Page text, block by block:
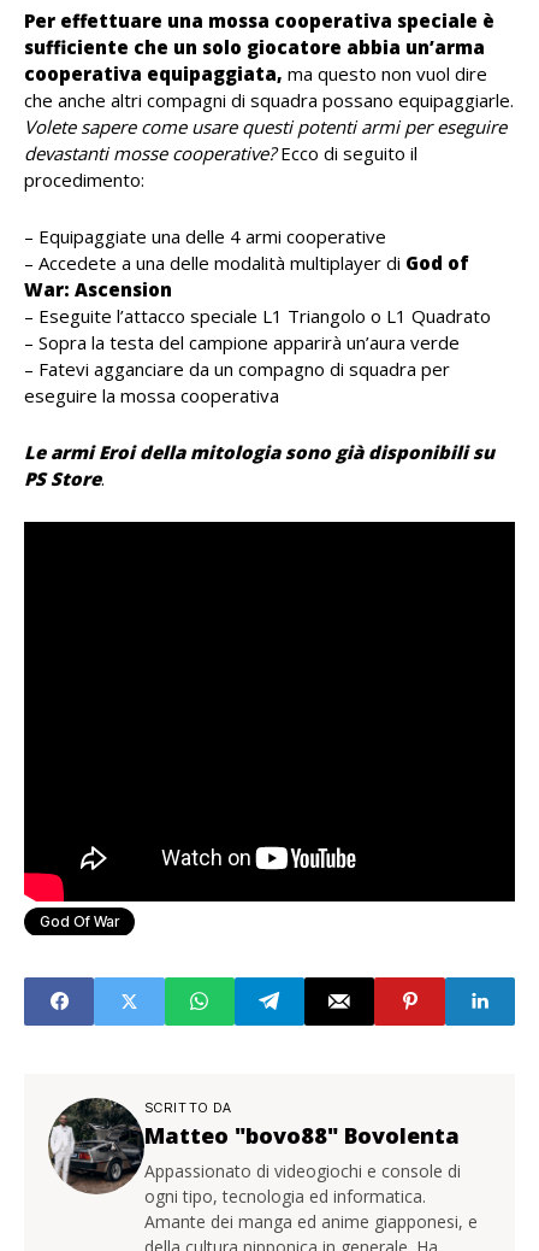
Per effettuare una mossa cooperativa speciale è
sufficiente che un solo giocatore abbia un’arma
cooperativa equipaggiata, ma questo non vuol dire
che anche altri compagni di squadra possano equipaggiarle.
Volete sapere come usare questi potenti armi per eseguire
devastanti mosse cooperative?Ecco di seguito il
procedimento:
– Equipaggiate una delle 4 armi cooperative
– Accedete a una delle modalità multiplayer di God of
War: Ascension
– Eseguite l’attacco speciale L1 Triangolo o L1 Quadrato
– Sopra la testa del campione apparirà un’aura verde
– Fatevi agganciare da un compagno di squadra per
eseguire la mossa cooperativa
Le armi Eroi della mitologia sono già disponibili su
PS Store.
God Of War
SCRITTO DA
Matteo "bovo88" Bovolenta
Appassionato di videogiochi e console di
ogni tipo, tecnologia ed informatica.
Amante dei manga ed anime giapponesi, e
della cultura nipponica in generale. Ha